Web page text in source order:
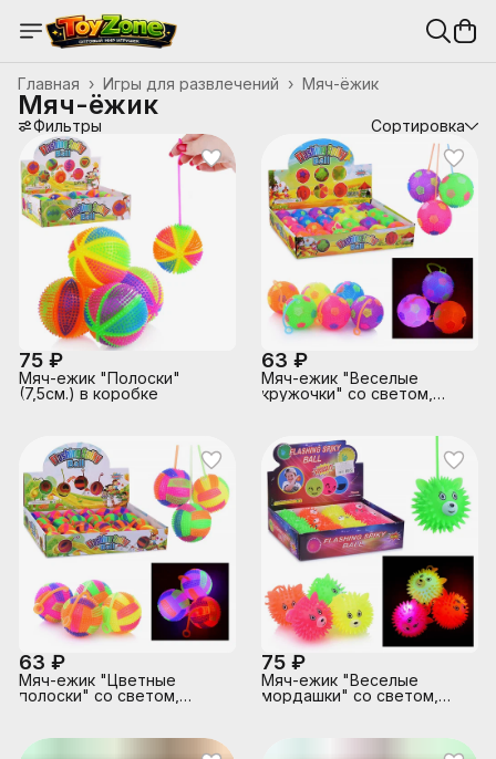
Мяч-ёжик
Игры для развлечений ›
Главная ›
Мяч-ёжик
Фильтры Сортировка
75 ₽
Мяч-ежик "Полоски"
(7,5см.) в коробке
63 ₽
Мяч-ежик "Веселые
кружочки" со светом,
63 ₽
Мяч-ежик "Цветные
полоски" со светом,
75 ₽
Мяч-ежик "Веселые
мордашки" со светом,